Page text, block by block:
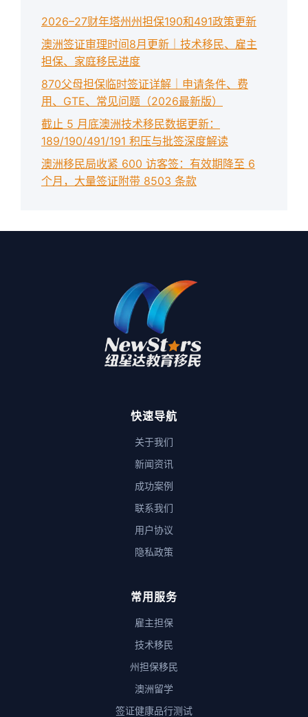
2026–27财年塔州州担保190和491政策更新
澳洲签证审理时间8月更新｜技术移民、雇主
担保、家庭移民进度
870父母担保临时签证详解｜申请条件、费
用、GTE、常见问题（2026最新版）
截止 5 月底澳洲技术移民数据更新：
189/190/491/191 积压与批签深度解读
澳洲移民局收紧 600 访客签：有效期降至 6
个月，大量签证附带 8503 条款
快速导航
关于我们
新闻资讯
成功案例
联系我们
用户协议
隐私政策
常用服务
雇主担保
技术移民
州担保移民
澳洲留学
签证健康品行测试